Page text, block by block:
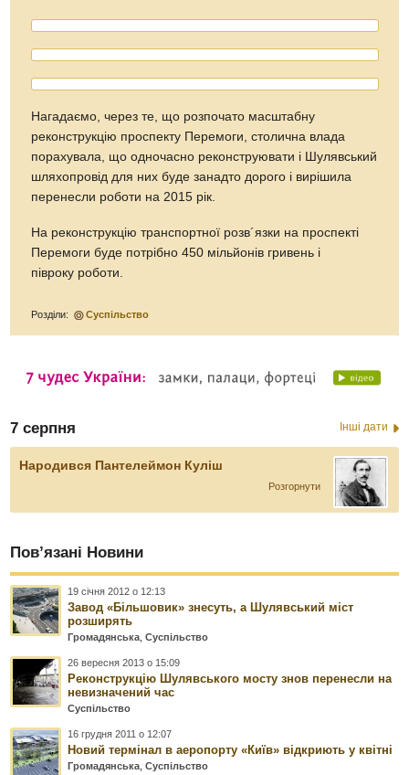
Нагадаємо, через те, що розпочато масштабну
реконструкцію проспекту Перемоги, столична влада
порахувала, що одночасно реконструювати і Шулявський
шляхопровід для них буде занадто дорого і вирішила
перенесли роботи на 2015 рік.
На реконструкцію транспортної розв´язки на проспекті
Перемоги буде потрібно 450 мільйонів гривень і
півроку роботи.
Розділи: Суспільство
7 серпня Інші дати
Народився Пантелеймон Куліш
Розгорнути
Пов’язані Новини
19 січня 2012 о 12:13
Завод «Більшовик» знесуть, а Шулявський міст
розширять
Громадянська ,Суспільство
26 вересня 2013 о 15:09
Реконструкцію Шулявського мосту знов перенесли на
невизначений час
Суспільство
16 грудня 2011 о 12:07
Новий термінал в аеропорту «Київ» відкриють у квітні
Громадянська ,Суспільство